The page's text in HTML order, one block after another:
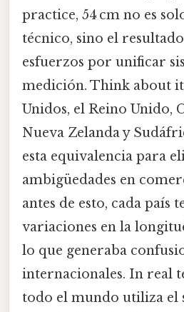
practice, 54 cm no es
técnico, sino el
esfuerzos por unificar
medición. Think about it:
Unidos, el Reino Unido,
Nueva Zelanda y
esta equivalencia para
ambigüedades en
antes de esto, cada país
variaciones en la
lo que generaba
internacionales. In real
todo el mundo utiliza el